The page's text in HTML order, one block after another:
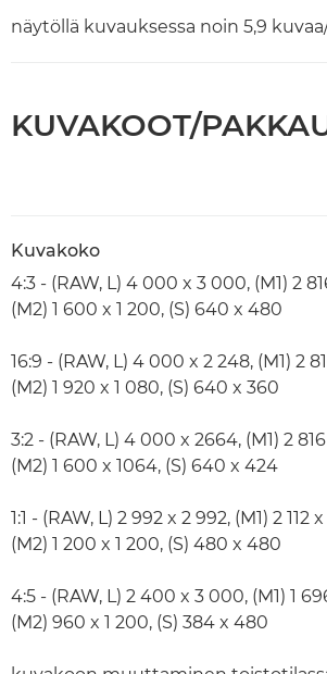
näytöllä kuvauksessa noin 5,9 kuvaa/
KUVAKOOT/
Kuvakoko
4:3 - (RAW, L) 4 000 x 3 000, (M1) 2
(M2) 1 600 x 1 200, (S) 640 x 480
16:9 - (RAW, L) 4 000 x 2 248, (M1) 2
(M2) 1 920 x 1 080, (S) 640 x 360
3:2 - (RAW, L) 4 000 x 2664, (M1) 2
(M2) 1 600 x 1064, (S) 640 x 424
1:1 - (RAW, L) 2 992 x 2 992, (M1) 2 112 x
(M2) 1 200 x 1 200, (S) 480 x 480
4:5 - (RAW, L) 2 400 x 3 000, (M1) 1
(M2) 960 x 1 200, (S) 384 x 480